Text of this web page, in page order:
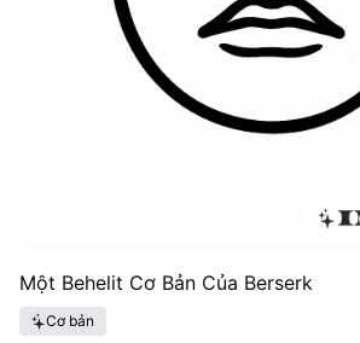
Một Behelit Cơ Bản Của Berserk
Cơ bản